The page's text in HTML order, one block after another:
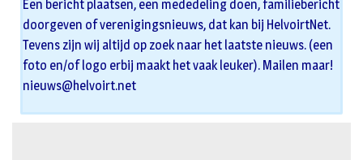
Een bericht plaatsen, een mededeling doen, familiebericht
doorgeven of verenigingsnieuws, dat kan bij HelvoirtNet.
Tevens zijn wij altijd op zoek naar het laatste nieuws. (een
foto en/of logo erbij maakt het vaak leuker). Mailen maar!
nieuws@helvoirt.net